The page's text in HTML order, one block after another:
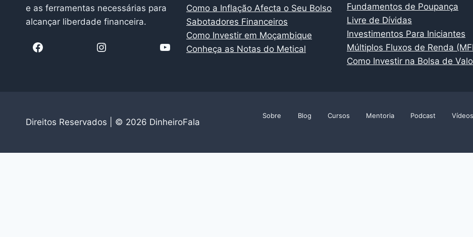
e as ferramentas necessárias para
alcançar liberdade financeira.
Facebook Instagram YouTube
Como a Inflação Afecta o Seu Bolso
Sabotadores Financeiros
Como Investir em Moçambique
Conheça as Notas do Metical
Fundamentos de Poupança
Livre de Dívidas
Investimentos Para Iniciantes
Múltiplos Fluxos de Renda
Como Investir na Bolsa de
Direitos Reservados | © 2026 DinheiroFala
Sobre Blog Cursos Mentoria Podcast Vídeos